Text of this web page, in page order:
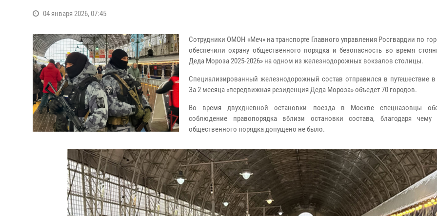
04 января 2026, 07:45
Сотрудники ОМОН «Меч» на транспорте Главного управления Росгвардии по
обеспечили охрану общественного порядка и безопасность во время
Деда Мороза 2025-2026» на одном из железнодорожных вокзалов столицы.
Специализированный железнодорожный состав отправился в путешествие
За 2 месяца «передвижная резиденция Деда Мороза» объедет 70 городов.
Во время двухдневной остановки поезда в Москве спецназовцы
соблюдение правопорядка вблизи остановки состава, благодаря чему
общественного порядка допущено не было.